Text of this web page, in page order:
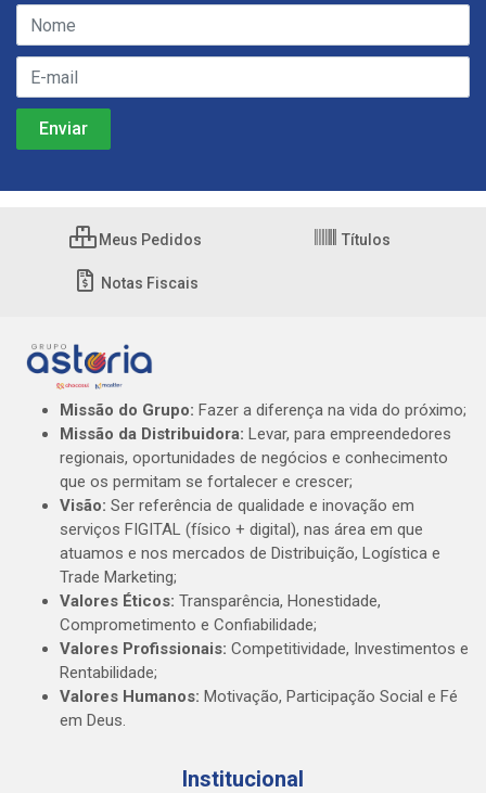
Meus Pedidos Títulos
Notas Fiscais
Missão do Grupo: Fazer a diferença na vida do próximo;
Missão da Distribuidora: Levar, para empreendedores
regionais, oportunidades de negócios e conhecimento
que os permitam se fortalecer e crescer;
Visão: Ser referência de qualidade e inovação em
serviços FIGITAL (físico + digital), nas área em que
atuamos e nos mercados de Distribuição, Logística e
Trade Marketing;
Valores Éticos: Transparência, Honestidade,
Comprometimento e Confiabilidade;
Valores Profissionais: Competitividade, Investimentos e
Rentabilidade;
Valores Humanos: Motivação, Participação Social e Fé
em Deus.
Institucional